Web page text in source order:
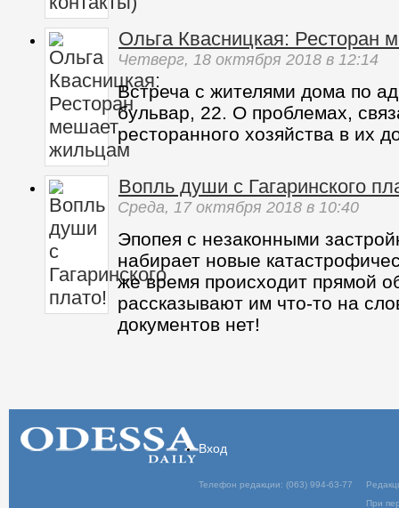
Ольга Квасницкая: Ресторан
Четверг, 18 октября 2018 в 12:14
Встреча с жителями дома по
бульвар, 22. О проблемах,
ресторанного хозяйства в их
Вопль души с Гагаринского
Среда, 17 октября 2018 в 10:40
Эпопея с незаконными
набирает новые
же время происходит прямой
рассказывают им что-то на
документов нет!
Вход
Телефон редакции: (063) 994-63-77
При